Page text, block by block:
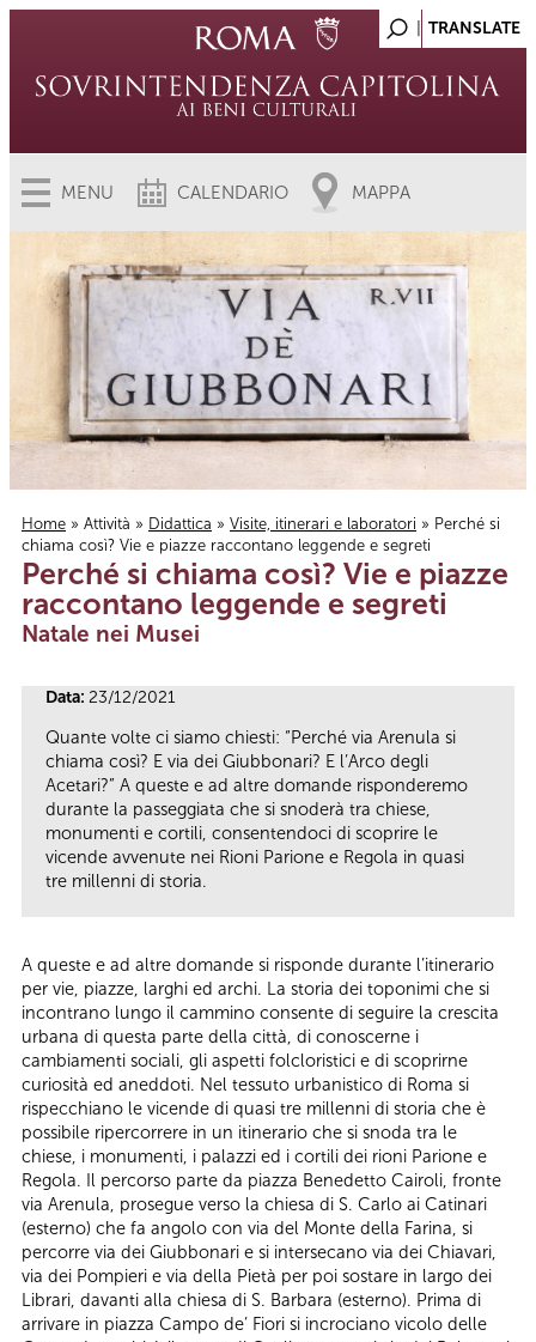
MENU CALENDARIO MAPPA
Tu sei qui
Home » Attività » Didattica » Visite, itinerari e laboratori » Perché si
chiama così? Vie e piazze raccontano leggende e segreti
Perché si chiama così? Vie e piazze
raccontano leggende e segreti
Natale nei Musei
Data: 23/12/2021
Quante volte ci siamo chiesti: “Perché via Arenula si
chiama così? E via dei Giubbonari? E l’Arco degli
Acetari?” A queste e ad altre domande risponderemo
durante la passeggiata che si snoderà tra chiese,
monumenti e cortili, consentendoci di scoprire le
vicende avvenute nei Rioni Parione e Regola in quasi
tre millenni di storia.
A queste e ad altre domande si risponde durante l’itinerario
per vie, piazze, larghi ed archi. La storia dei toponimi che si
incontrano lungo il cammino consente di seguire la crescita
urbana di questa parte della città, di conoscerne i
cambiamenti sociali, gli aspetti folcloristici e di scoprirne
curiosità ed aneddoti. Nel tessuto urbanistico di Roma si
rispecchiano le vicende di quasi tre millenni di storia che è
possibile ripercorrere in un itinerario che si snoda tra le
chiese, i monumenti, i palazzi ed i cortili dei rioni Parione e
Regola. Il percorso parte da piazza Benedetto Cairoli, fronte
via Arenula, prosegue verso la chiesa di S. Carlo ai Catinari
(esterno) che fa angolo con via del Monte della Farina, si
percorre via dei Giubbonari e si intersecano via dei Chiavari,
via dei Pompieri e via della Pietà per poi sostare in largo dei
Librari, davanti alla chiesa di S. Barbara (esterno). Prima di
arrivare in piazza Campo de’ Fiori si incrociano vicolo delle